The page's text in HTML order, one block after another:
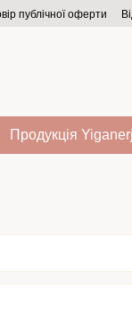
публічної оферти
Продукція